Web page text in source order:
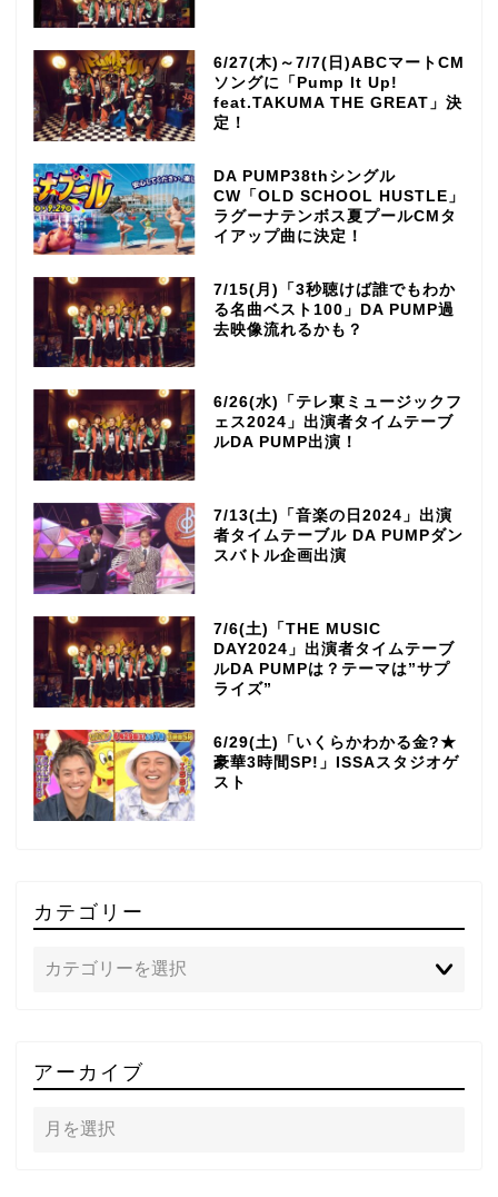
6/27(木)～7/7(日)ABCマートCM
ソングに「Pump It Up!
feat.TAKUMA THE GREAT」決
定！
DA PUMP38thシングル
CW「OLD SCHOOL HUSTLE」
ラグーナテンボス夏プールCMタ
イアップ曲に決定！
7/15(月)「3秒聴けば誰でもわか
る名曲ベスト100」DA PUMP過
去映像流れるかも？
6/26(水)「テレ東ミュージックフ
ェス2024」出演者タイムテーブ
ルDA PUMP出演！
7/13(土)「音楽の日2024」出演
者タイムテーブル DA PUMPダン
スバトル企画出演
7/6(土)「THE MUSIC
DAY2024」出演者タイムテーブ
ルDA PUMPは？テーマは”サプ
ライズ”
6/29(土)「いくらかわかる金?★
豪華3時間SP!」ISSAスタジオゲ
スト
カテゴリー
アーカイブ